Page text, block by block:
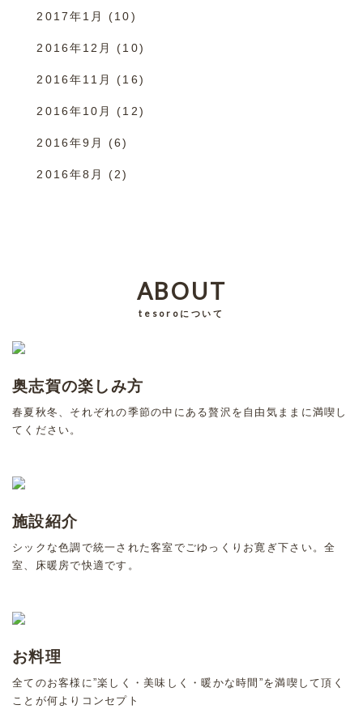
2017年1月 (10)
2016年12月 (10)
2016年11月 (16)
2016年10月 (12)
2016年9月 (6)
2016年8月 (2)
ABOUT
tesoroについて
奥志賀の楽しみ方
春夏秋冬、それぞれの季節の中にある贅沢を自由気ままに満喫し
てください。
施設紹介
シックな色調で統一された客室でごゆっくりお寛ぎ下さい。全
室、床暖房で快適です。
お料理
全てのお客様に”楽しく・美味しく・暖かな時間”を満喫して頂く
ことが何よりコンセプト